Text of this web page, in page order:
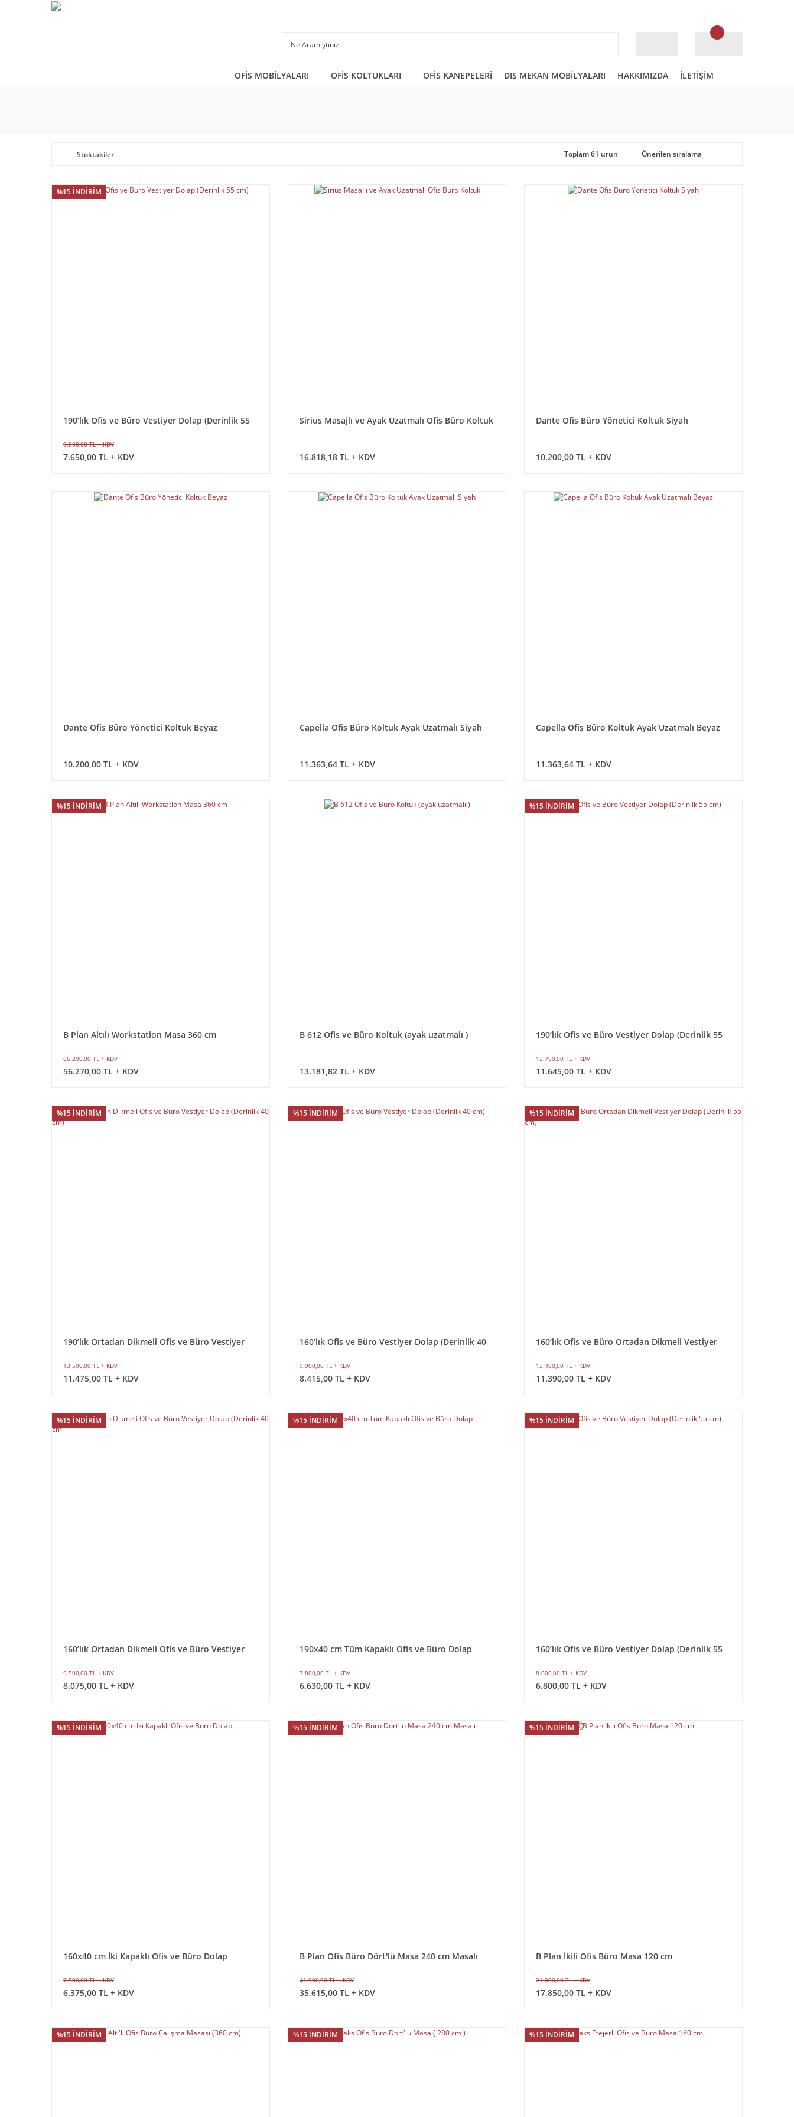
OFİS MOBİLYALARI OFİS KOLTUKLARI OFİS KANEPELERİ DIŞ MEKAN MOBİLYALARI HAKKIMIZDA İLETİŞİM
Stoktakiler Toplam 61 ürün
%15 İNDİRİM
190’lık Ofis ve Büro Vestiyer Dolap (Derinlik 55
9.000,00 TL + KDV
7.650,00 TL + KDV
Sirius Masajlı ve Ayak Uzatmalı Ofis Büro Koltuk
16.818,18 TL + KDV
Dante Ofis Büro Yönetici Koltuk Siyah
10.200,00 TL + KDV
Dante Ofis Büro Yönetici Koltuk Beyaz
10.200,00 TL + KDV
Capella Ofis Büro Koltuk Ayak Uzatmalı Siyah
11.363,64 TL + KDV
Capella Ofis Büro Koltuk Ayak Uzatmalı Beyaz
11.363,64 TL + KDV
%15 İNDİRİM
B Plan Altılı Workstation Masa 360 cm
66.200,00 TL + KDV
56.270,00 TL + KDV
B 612 Ofis ve Büro Koltuk (ayak uzatmalı )
13.181,82 TL + KDV
%15 İNDİRİM
190’lık Ofis ve Büro Vestiyer Dolap (Derinlik 55
13.700,00 TL + KDV
11.645,00 TL + KDV
%15 İNDİRİM
190’lık Ortadan Dikmeli Ofis ve Büro Vestiyer
13.500,00 TL + KDV
11.475,00 TL + KDV
%15 İNDİRİM
160’lık Ofis ve Büro Vestiyer Dolap (Derinlik 40
9.900,00 TL + KDV
8.415,00 TL + KDV
%15 İNDİRİM
160’lık Ofis ve Büro Ortadan Dikmeli Vestiyer
13.400,00 TL + KDV
11.390,00 TL + KDV
%15 İNDİRİM
160’lık Ortadan Dikmeli Ofis ve Büro Vestiyer
9.500,00 TL + KDV
8.075,00 TL + KDV
%15 İNDİRİM
190x40 cm Tüm Kapaklı Ofis ve Büro Dolap
7.800,00 TL + KDV
6.630,00 TL + KDV
%15 İNDİRİM
160’lık Ofis ve Büro Vestiyer Dolap (Derinlik 55
8.000,00 TL + KDV
6.800,00 TL + KDV
%15 İNDİRİM
160x40 cm İki Kapaklı Ofis ve Büro Dolap
7.500,00 TL + KDV
6.375,00 TL + KDV
%15 İNDİRİM
B Plan Ofis Büro Dört'lü Masa 240 cm Masalı
41.900,00 TL + KDV
35.615,00 TL + KDV
%15 İNDİRİM
B Plan İkili Ofis Büro Masa 120 cm
21.000,00 TL + KDV
17.850,00 TL + KDV
%15 İNDİRİM %15 İNDİRİM %15 İNDİRİM